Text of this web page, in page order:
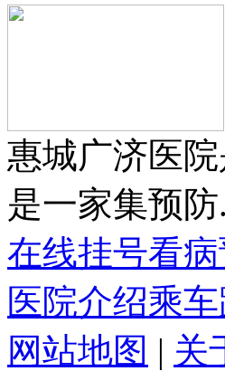
惠城广济医
是一家集预防
在线挂号看
医院介绍乘
网站地图 | 关